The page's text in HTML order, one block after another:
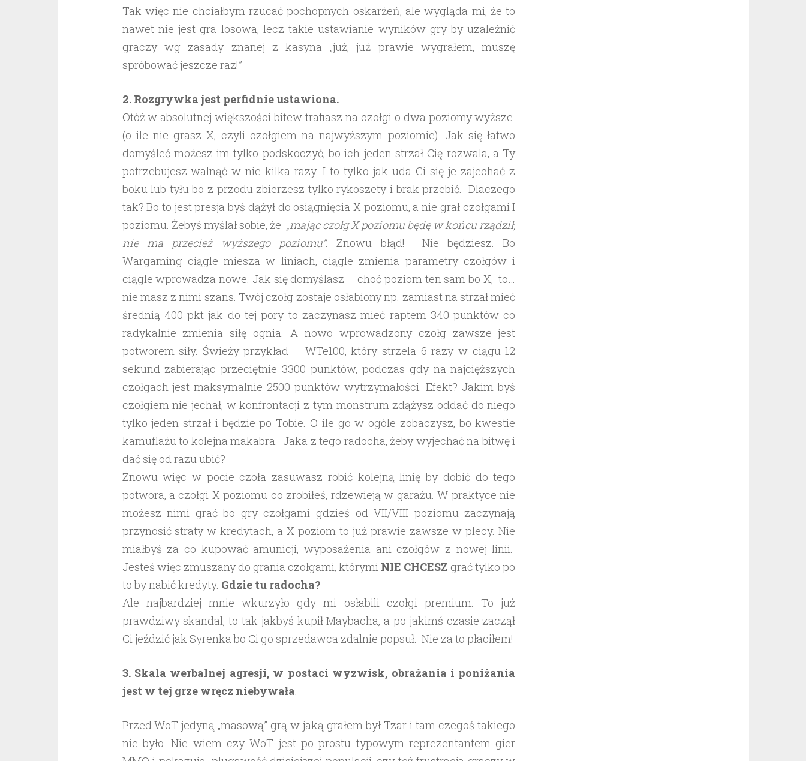
Tak więc nie chciałbym rzucać pochopnych oskarżeń, ale wygląda mi, że to
nawet nie jest gra losowa, lecz takie ustawianie wyników gry by uzależnić
graczy wg zasady znanej z kasyna „już, już prawie wygrałem, muszę
spróbować jeszcze raz!”
2. Rozgrywka jest perfidnie ustawiona.
Otóż w absolutnej większości bitew trafiasz na czołgi o dwa poziomy wyższe.
(o ile nie grasz X, czyli czołgiem na najwyższym poziomie). Jak się łatwo
domyśleć możesz im tylko podskoczyć, bo ich jeden strzał Cię rozwala, a Ty
potrzebujesz walnąć w nie kilka razy. I to tylko jak uda Ci się je zajechać z
boku lub tyłu bo z przodu zbierzesz tylko rykoszety i brak przebić. Dlaczego
tak? Bo to jest presja byś dążył do osiągnięcia X poziomu, a nie grał czołgami I
poziomu. Żebyś myślał sobie, że „mając czołg X poziomu będę w końcu rządził,
nie ma przecież wyższego poziomu”. Znowu błąd! Nie będziesz. Bo
Wargaming ciągle miesza w liniach, ciągle zmienia parametry czołgów i
ciągle wprowadza nowe. Jak się domyślasz – choć poziom ten sam bo X, to…
nie masz z nimi szans. Twój czołg zostaje osłabiony np. zamiast na strzał mieć
średnią 400 pkt jak do tej pory to zaczynasz mieć raptem 340 punktów co
radykalnie zmienia siłę ognia. A nowo wprowadzony czołg zawsze jest
potworem siły. Świeży przykład – WTe100, który strzela 6 razy w ciągu 12
sekund zabierając przeciętnie 3300 punktów, podczas gdy na najcięższych
czołgach jest maksymalnie 2500 punktów wytrzymałości. Efekt? Jakim byś
czołgiem nie jechał, w konfrontacji z tym monstrum zdążysz oddać do niego
tylko jeden strzał i będzie po Tobie. O ile go w ogóle zobaczysz, bo kwestie
kamuflażu to kolejna makabra. Jaka z tego radocha, żeby wyjechać na bitwę i
dać się od razu ubić?
Znowu więc w pocie czoła zasuwasz robić kolejną linię by dobić do tego
potwora, a czołgi X poziomu co zrobiłeś, rdzewieją w garażu. W praktyce nie
możesz nimi grać bo gry czołgami gdzieś od VII/VIII poziomu zaczynają
przynosić straty w kredytach, a X poziom to już prawie zawsze w plecy. Nie
miałbyś za co kupować amunicji, wyposażenia ani czołgów z nowej linii.
Jesteś więc zmuszany do grania czołgami, którymi NIE CHCESZ grać tylko po
to by nabić kredyty. Gdzie tu radocha?
Ale najbardziej mnie wkurzyło gdy mi osłabili czołgi premium. To już
prawdziwy skandal, to tak jakbyś kupił Maybacha, a po jakimś czasie zaczął
Ci jeździć jak Syrenka bo Ci go sprzedawca zdalnie popsuł. Nie za to płaciłem!
3. Skala werbalnej agresji, w postaci wyzwisk, obrażania i poniżania
jest w tej grze wręcz niebywała
Przed WoT jedyną „masową” grą w jaką grałem był Tzar i tam czegoś takiego
nie było. Nie wiem czy WoT jest po prostu typowym reprezentantem gier